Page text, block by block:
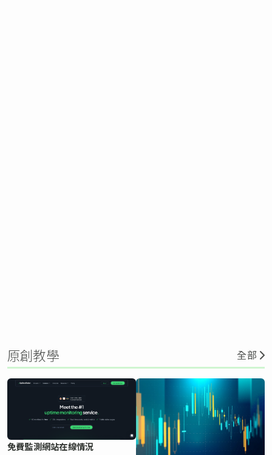
原創教學 全部
免費監測網站在線情況